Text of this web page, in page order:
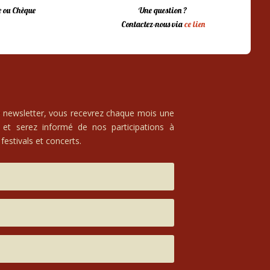
Chèque
Une question ?
Contactez-nous viace lien
vous recevrez chaque mois une
serez informé de nos participations à
et concerts.